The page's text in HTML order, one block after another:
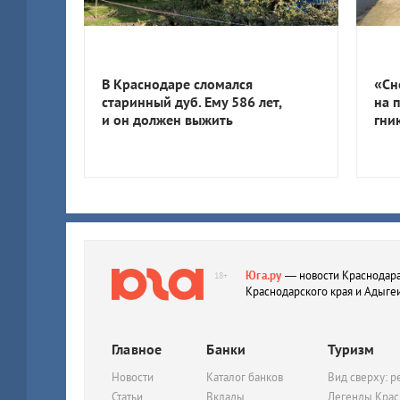
В Краснодаре сломался
старинный дуб. Ему 586 лет,
и он должен выжить
на
18+ Юга.ру— новости
Краснодарского края и
Главное
Новости
Статьи
Банки
Каталог банков
Вклады
Туризм
Вид сверху:
Легенды